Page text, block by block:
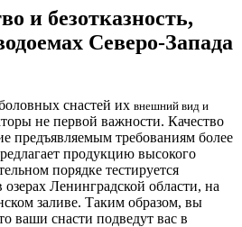
и безотказность,
Северо-Запада
снастей их внешний вид и
не первой важности. Качество
предъявляемым требованиям более
продукцию высокого
порядке тестируется
Ленинградской области, на
заливе. Таким образом, вы
ваши снасти подведут вас в